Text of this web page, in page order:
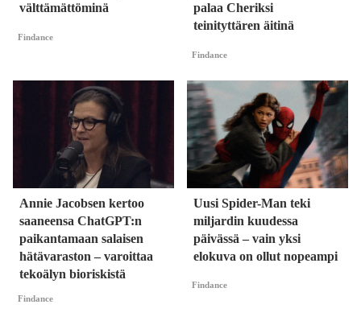
välttämättöminä
Findance
palaa Cheriksi
teinityttären äitinä
Findance
Annie Jacobsen kertoo
saaneensa ChatGPT:n
paikantamaan salaisen
hätävaraston – varoittaa
tekoälyn bioriskistä
Findance
Uusi Spider-Man teki
miljardin kuudessa
päivässä – vain yksi
elokuva on ollut nopeampi
Findance